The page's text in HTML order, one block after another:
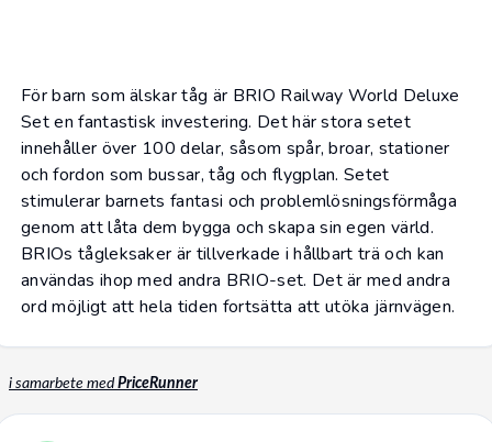
För barn som älskar tåg är BRIO Railway World Deluxe
Set en fantastisk investering. Det här stora setet
innehåller över 100 delar, såsom spår, broar, stationer
och fordon som bussar, tåg och flygplan. Setet
stimulerar barnets fantasi och problemlösningsförmåga
genom att låta dem bygga och skapa sin egen värld.
BRIOs tågleksaker är tillverkade i hållbart trä och kan
användas ihop med andra BRIO-set. Det är med andra
ord möjligt att hela tiden fortsätta att utöka järnvägen.
i samarbete med PriceRunner